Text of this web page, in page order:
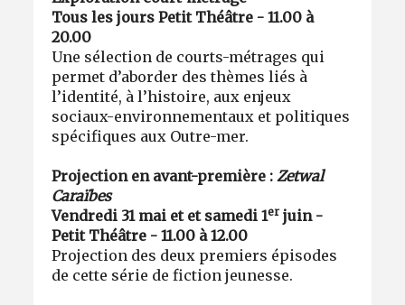
Tous les jours Petit Théâtre - 11.00 à
20.00
Une sélection de courts-métrages qui
permet d’aborder des thèmes liés à
l’identité, à l’histoire, aux enjeux
sociaux-environnementaux et politiques
spécifiques aux Outre-mer.
Projection en avant-première :Zetwal
Caraïbes
Vendredi 31 mai et et samedi 1erjuin -
Petit Théâtre - 11.00 à 12.00
Projection des deux premiers épisodes
de cette série de fiction jeunesse.